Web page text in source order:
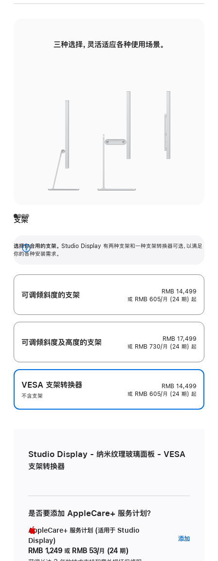
三种选择，灵活适应各种使用场景。
支架
选择你合用的支架。 Studio Display 有两种支架和一种支架转换器可选，以满足
你的各种安装需求。
展
可调倾斜度的支架
RMB 14,499
或 RMB 605/月 (24 期) 起
可调倾斜度及高‍度的支‍架
RMB 17,499
或 RMB 730/月 (24 期) 起
VESA 支架转换器
不含支架
RMB 14,499
或 RMB 605/月 (24 期) 起
Studio Display - 纳米纹理玻璃面板 - VESA
支架转换器
是否要添加 AppleCare+ 服务计划？
AppleCare+ 服务计划 (适用于 Studio
Display)
RMB 1,249 或 RMB 53/月 (24 期)
添加